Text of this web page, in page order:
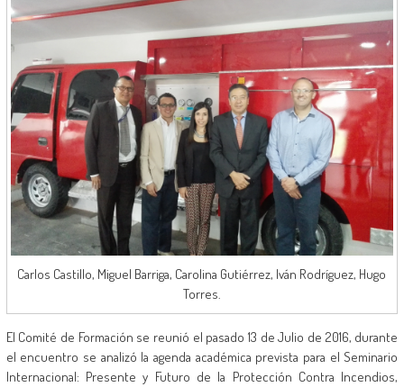
Carlos Castillo, Miguel Barriga, Carolina Gutiérrez, Iván Rodríguez, Hugo
Torres.
El Comité de Formación se reunió el pasado 13 de Julio de 2016, durante
el encuentro se analizó la agenda académica prevista para el Seminario
Internacional: Presente y Futuro de la Protección Contra Incendios,